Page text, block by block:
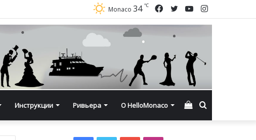
Instagram
YouTube
Twitter
Facebook
Monaco 34 ℃
Инструкции Ривьера О HelloMonaco Смотреть